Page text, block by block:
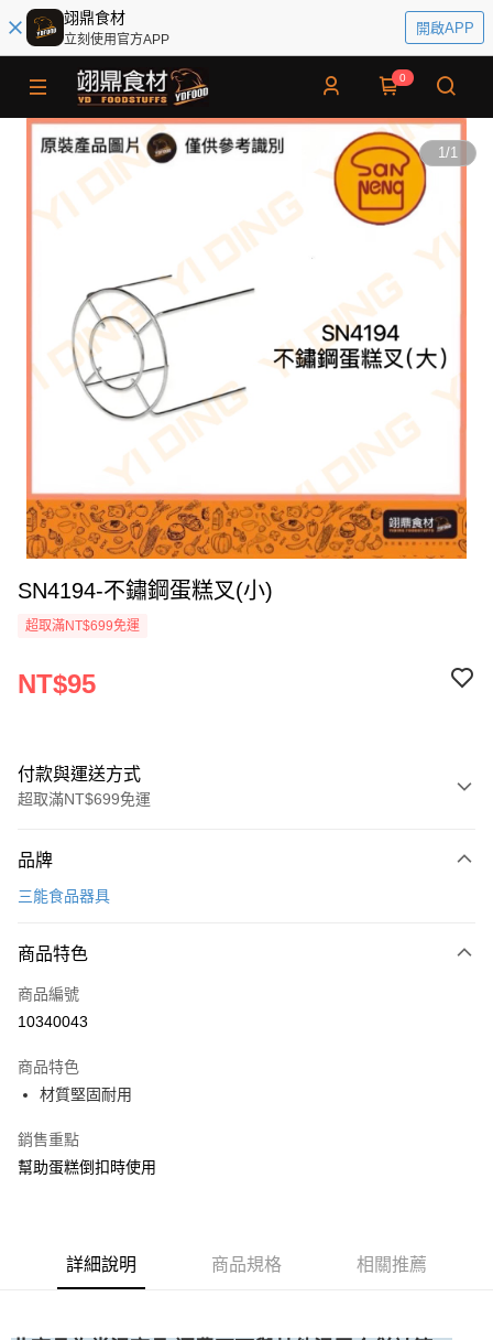
翊鼎食材
立刻使用官方APP
開啟APP
0
1/1
SN4194-不鏽鋼蛋糕叉(小)
超取滿NT$699免運
NT$95
付款與運送方式
超取滿NT$699免運
信用卡一次付款
運送方式
• 付款後全家取貨
• 付款後7-11取貨
每筆NT$60，滿NT$699(含以上)免運費
(請點開選項勾選)
每筆NT$250
品牌
三能食品器具
商品特色
商品編號
10340043
商品特色
材質堅固耐用
銷售重點
幫助蛋糕倒扣時使用
詳細說明 商品規格 相關推薦